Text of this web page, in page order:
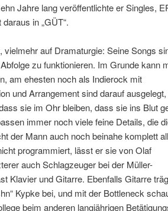
Jahre lang veröffentlichte er Singles,
in „GÜT“.
auf Dramaturgie: Seine Songs
zu funktionieren. Im Grunde kann
am ehesten noch als Indierock mit
und Arrangement sind darauf
sie im Ohr bleiben, dass sie ins Blut
immer noch viele feine Details, die
der Mann auch noch beinahe komplett
programmiert, lässt er sie von Olaf
auch Schlagzeuger bei der Müller-
Klavier und Gitarre. Ebenfalls Gitarre
Kypke bei, und mit der Bottleneck
beim anderen langjährigen